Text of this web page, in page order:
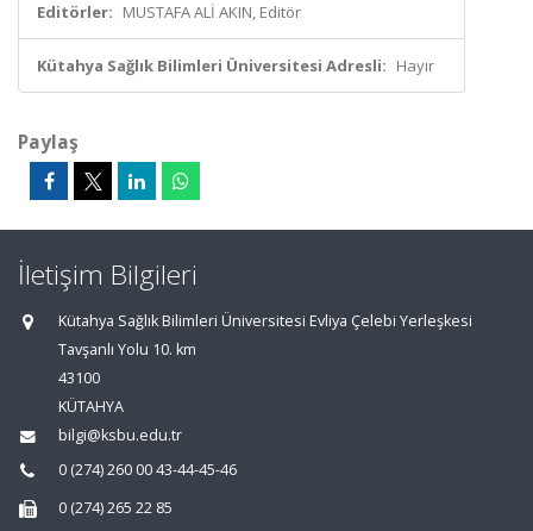
Editörler: MUSTAFA ALİ AKIN, Editör
Kütahya Sağlık Bilimleri Üniversitesi Adresli: Hayır
Paylaş
İletişim Bilgileri
Kütahya Sağlık Bilimleri Üniversitesi Evliya Çelebi Yerleşkesi
Tavşanlı Yolu 10. km
43100
KÜTAHYA
bilgi@ksbu.edu.tr
0 (274) 260 00 43-44-45-46
0 (274) 265 22 85